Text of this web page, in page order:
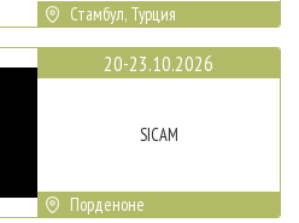
Стамбул, Турция
20-23.10.2026
SICAM
Порденоне